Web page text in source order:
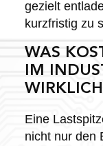
gezielt
kurzfristig zu
WAS
IM
Eine
nicht nur den